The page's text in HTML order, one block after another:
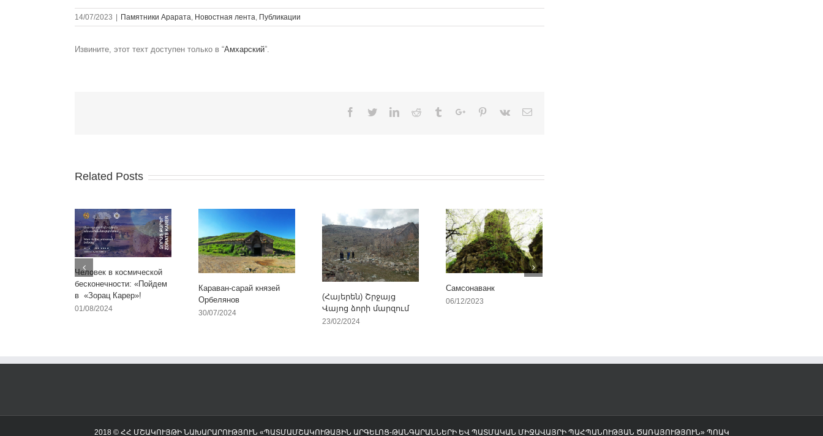
14/07/2023 Памятники Арарата, Новостная лента, Публикации
Извините, этот техт доступен только в “Амхарский”.
Facebook
TwitterLinkedinReddit TumblrGoogle+Pinterest
Vk Email
Related Posts
Человек в космической
бесконечности: «Пойдем
в «Зорац Карер»!
01/08/2024
Караван-сарай князей
Орбелянов
30/07/2024
(Հայերեն) Շրջայց
Վայոց ձորի մարզում
23/02/2024
Самсонаванк
06/12/2023
2018 © ՀՀ ՄՇԱԿՈՒՅԹԻ ՆԱԽԱՐԱՐՈՒԹՅՈՒՆ «ՊԱՏՄԱՄՇԱԿՈՒԹԱՅԻՆ ԱՐԳԵԼՈՑ-ԹԱՆԳԱՐԱՆՆԵՐԻ ԵՎ ՊԱՏՄԱԿԱՆ ՄԻՋԱՎԱՅՐԻ ՊԱՀՊԱՆՈՒԹՅԱՆ ԾԱՌԱՅՈՒԹՅՈՒՆ» ՊՈԱԿ